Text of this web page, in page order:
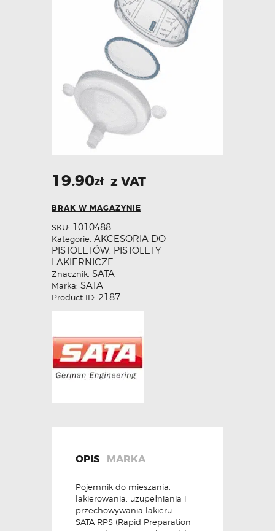
19.90zł z VAT
BRAK W MAGAZYNIE
SKU: 1010488
Kategorie: AKCESORIA DO
PISTOLETÓW, PISTOLETY
LAKIERNICZE
Znacznik: SATA
Marka: SATA
Product ID: 2187
OPIS MARKA
Pojemnik do mieszania,
lakierowania, uzupełniania i
przechowywania lakieru.
SATA RPS (Rapid Preparation